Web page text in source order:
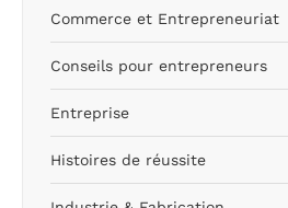
Commerce et Entrepreneuriat
Conseils pour entrepreneurs
Entreprise
Histoires de réussite